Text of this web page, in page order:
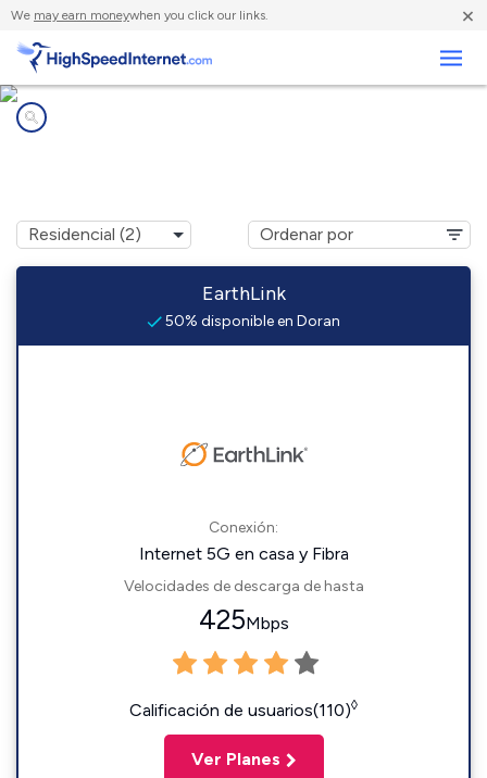
We may earn moneywhen you click our links. ×
EarthLink
50% disponible en Doran
Conexión:
Internet 5G en casa y Fibra
Velocidades de descarga de hasta
425Mbps
Calificación de usuarios(110)◊
Ver Planes